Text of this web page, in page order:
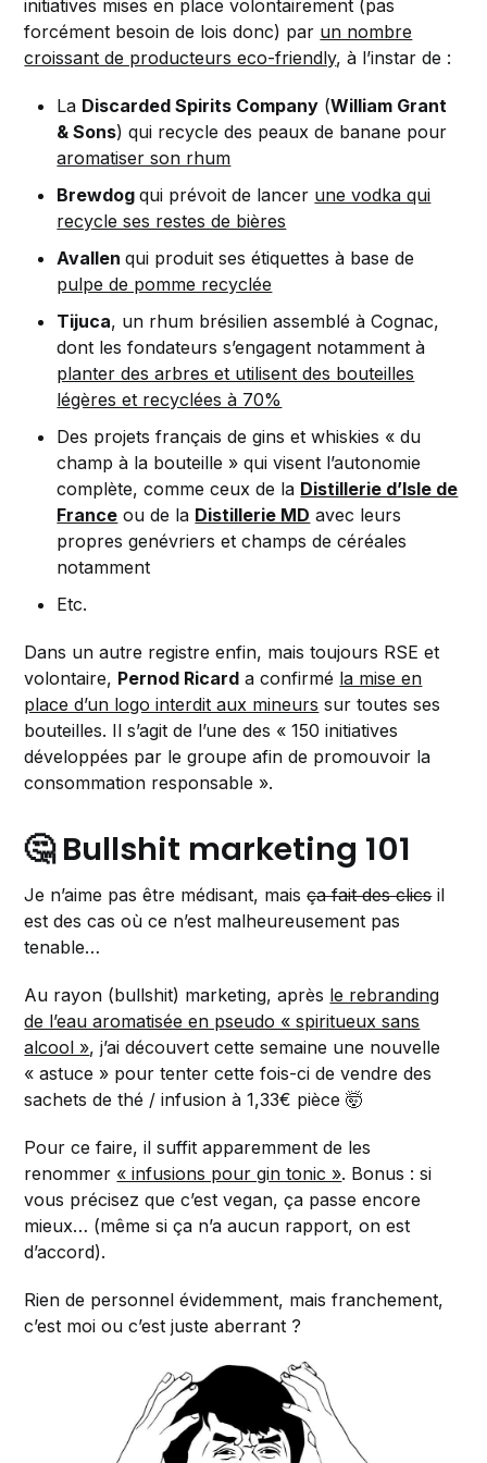
initiatives mises en place volontairement (pas
forcément besoin de lois donc) par un nombre
croissant de producteurs eco-friendly, à l’instar de :
La Discarded Spirits Company (William Grant
& Sons) qui recycle des peaux de banane pour
aromatiser son rhum
Brewdogqui prévoit de lancer une vodka qui
recycle ses restes de bières
Avallenqui produit ses étiquettes à base de
pulpe de pomme recyclée
Tijuca, un rhum brésilien assemblé à Cognac,
dont les fondateurs s’engagent notamment à
planter des arbres et utilisent des bouteilles
légères et recyclées à 70%
Des projets français de gins et whiskies « du
champ à la bouteille » qui visent l’autonomie
complète, comme ceux de la Distillerie d’Isle de
France ou de la Distillerie MD avec leurs
propres genévriers et champs de céréales
notamment
Etc.
Dans un autre registre enfin, mais toujours RSE et
volontaire, Pernod Ricard a confirmé la mise en
place d’un logo interdit aux mineurs sur toutes ses
bouteilles. Il s’agit de l’une des « 150 initiatives
développées par le groupe afin de promouvoir la
consommation responsable ».
🤔 Bullshit marketing 101
Je n’aime pas être médisant, maisça fait des clicsil
est des cas où ce n’est malheureusement pas
tenable…
Au rayon (bullshit) marketing, après le rebranding
de l’eau aromatisée en pseudo « spiritueux sans
alcool », j’ai découvert cette semaine une nouvelle
« astuce » pour tenter cette fois-ci de vendre des
sachets de thé / infusion à 1,33€ pièce 🤯
Pour ce faire, il suffit apparemment de les
renommer « infusions pour gin tonic ». Bonus : si
vous précisez que c’est vegan, ça passe encore
mieux… (même si ça n’a aucun rapport, on est
d’accord).
Rien de personnel évidemment, mais franchement,
c’est moi ou c’est juste aberrant ?